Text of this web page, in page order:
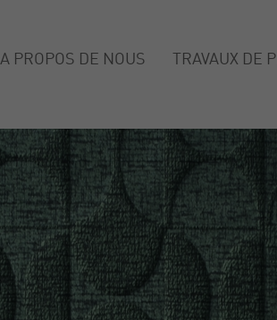
A PROPOS DE NOUS TRAVAUX DE